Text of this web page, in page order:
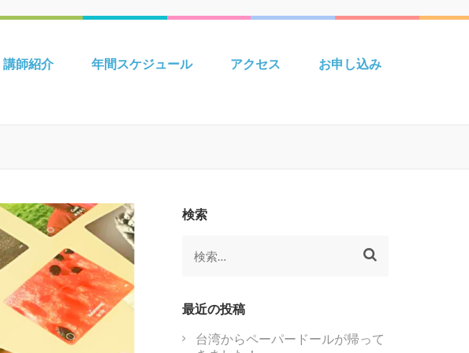
語教室 Be Creative えいごきょうしつ
講師紹介 年間スケジュール アクセス お申し込み
検索
検
最近の投稿
台湾からペーパードールが帰って